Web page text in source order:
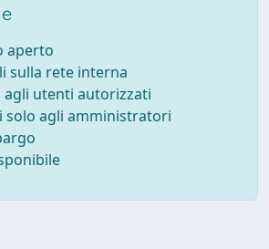
aperto
sulla rete interna
utenti autorizzati
solo agli amministratori